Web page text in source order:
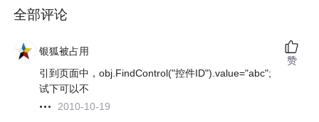
全部评论
银狐被占用
引到页面中，obj.FindControl("控件ID").value="abc";
试下可以不
2010-10-19
赞